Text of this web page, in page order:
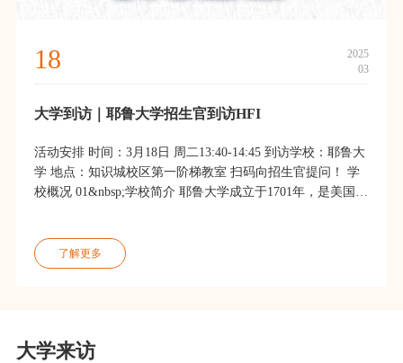
18
2025
03
大学到访｜耶鲁大学招生官到访HFI
活动安排 时间：3月18日 周二13:40-14:45 到访学校：耶鲁大
学 地点：知识城校区第一阶梯教室 扫码向招生官提问！ 学
校概况 01&nbsp;学校简介 耶鲁大学成立于1701年，是美国历
了解更多
大学来访